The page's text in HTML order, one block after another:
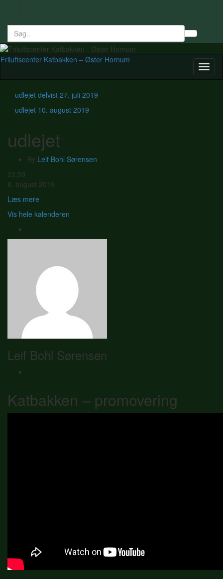
form
Search
for:
Friluftscenter Katbakken – Øster Hornum
udlejet delvist 27. juli 2019
udlejet 10. august 2019
udlejet
By Leif Bohl Sørensen
udlejet
23:59
8. august 2019
Læs mere
Vis hele kalenderen
Leif Bohl Sørensen
Katbakken – promovering